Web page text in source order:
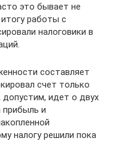
это бывает не
работы с
налоговики в
составляет
счет только
допустим, идет о двух
прибыль и
налогу решили пока